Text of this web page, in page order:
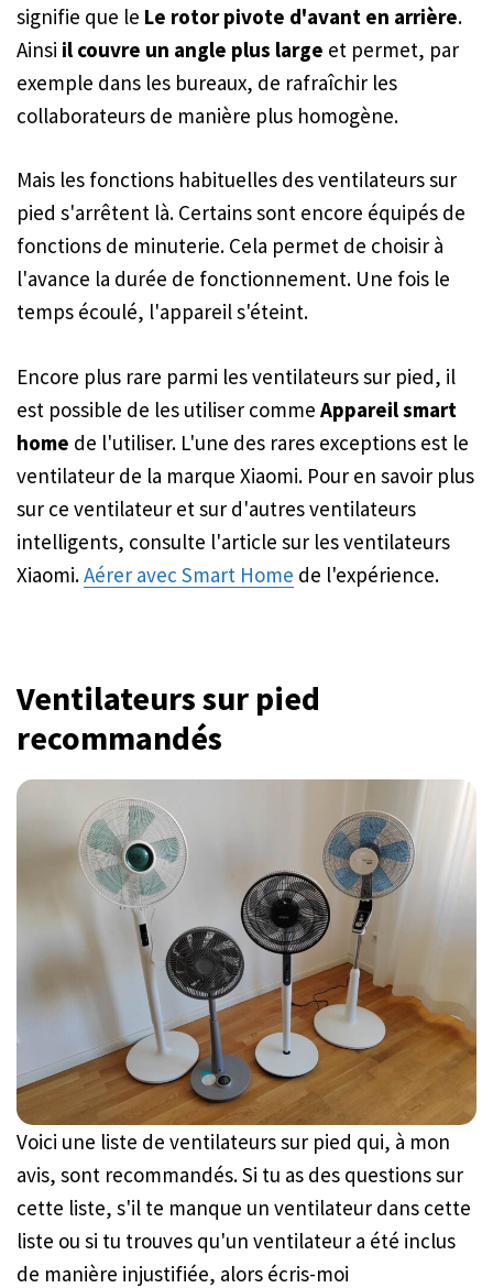
signifie que le Le rotor pivote d'avant en arrière.
Ainsi il couvre un angle plus large et permet, par
exemple dans les bureaux, de rafraîchir les
collaborateurs de manière plus homogène.
Mais les fonctions habituelles des ventilateurs sur
pied s'arrêtent là. Certains sont encore équipés de
fonctions de minuterie. Cela permet de choisir à
l'avance la durée de fonctionnement. Une fois le
temps écoulé, l'appareil s'éteint.
Encore plus rare parmi les ventilateurs sur pied, il
est possible de les utiliser comme Appareil smart
home de l'utiliser. L'une des rares exceptions est le
ventilateur de la marque Xiaomi. Pour en savoir plus
sur ce ventilateur et sur d'autres ventilateurs
intelligents, consulte l'article sur les ventilateurs
Xiaomi.Aérer avec Smart Home de l'expérience.
Ventilateurs sur pied
recommandés
Voici une liste de ventilateurs sur pied qui, à mon
avis, sont recommandés. Si tu as des questions sur
cette liste, s'il te manque un ventilateur dans cette
liste ou si tu trouves qu'un ventilateur a été inclus
de manière injustifiée, alors écris-moi